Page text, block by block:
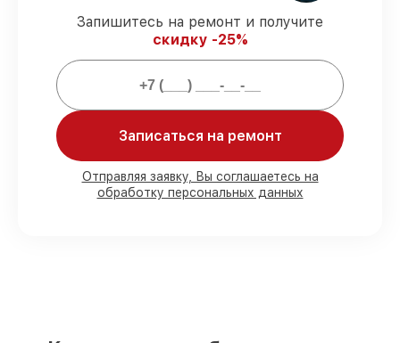
поддержкой до 3 лет.
Мы гарантируем:
80%
присутствии
установке в Казани, остальные доступны
для срочного заказа
Запишитесь на ремонт и получите
скидку -25%
Записаться на ремонт
Отправляя заявку, Вы соглашаетесь на
обработку персональных данных